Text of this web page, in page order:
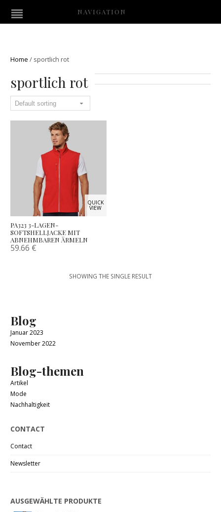
NAVIGATION
Home / sportlich rot
sportlich rot
QUICK
VIEW
PA323 3-LAGEN-
SOFTSHELLJACKE MIT
ABNEHMBAREN ÄRMELN
59.66 €
SHOWING THE SINGLE RESULT
Blog
Januar 2023
November 2022
Blog-themen
Artikel
Mode
Nachhaltigkeit
CONTACT
Contact
Newsletter
AUSGEWÄHLTE PRODUKTE